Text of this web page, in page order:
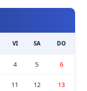
VI SA DO
4 5 6
11 12 13